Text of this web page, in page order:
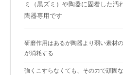
ミ（黒ズミ）や陶器に固着した
陶器専用です
研磨作用はあるが陶器より弱い素材
が消耗する
強くこすらなくても、その力で頑固